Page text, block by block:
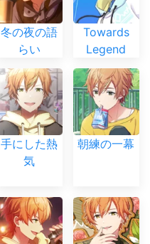
冬の夜の語
らい
Towards
Legend
手にした熱
気
朝練の一幕